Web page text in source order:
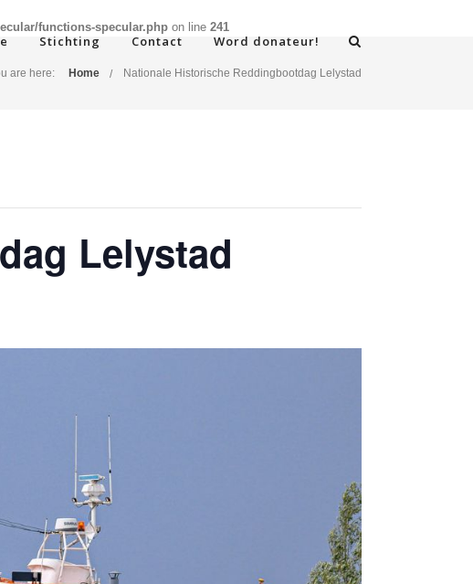
Stichting Contact Word donateur!
functions-specular.php on line 241
are here: Home Nationale Historische Reddingbootdag Lelystad
Lelystad